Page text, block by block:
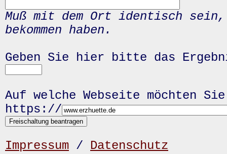
Muß mit dem Ort identisch
bekommen haben.
Geben Sie hier bitte das
Auf welche Webseite möchten
https://
Impressum / Datenschutz